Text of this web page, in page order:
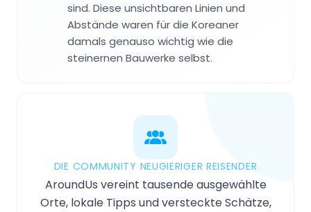
sind. Diese unsichtbaren Linien und
Abstände waren für die Koreaner
damals genauso wichtig wie die
steinernen Bauwerke selbst.
DIE COMMUNITY NEUGIERIGER REISENDER
AroundUs vereint tausende ausgewählte
Orte, lokale Tipps und versteckte Schätze,